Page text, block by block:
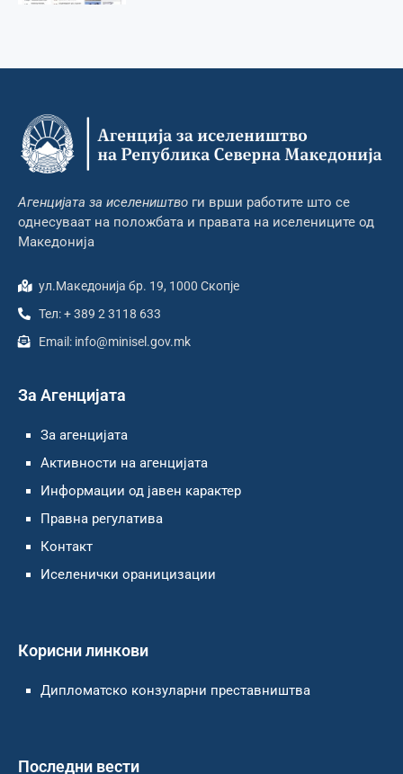
Агенцијата за иселеништво ги врши работите што се
однесуваат на положбата и правата на иселениците од
Македонија
ул.Македонија бр. 19, 1000 Скопје
Тел: + 389 2 3118 633
Email: info@minisel.gov.mk
За Агенцијата
За агенцијата
Активности на агенцијата
Информации од јавен карактер
Правна регулатива
Контакт
Иселенички ораницизации
Корисни линкови
Дипломатско конзуларни преставништва
Последни вести